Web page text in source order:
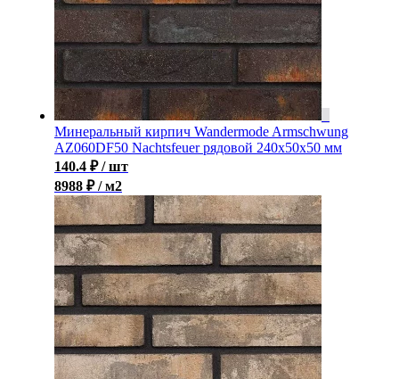
Минеральный кирпич Wandermode Armschwung
AZ060DF50 Nachtsfeuer рядовой 240x50x50 мм
140.4 ₽ / шт
8988 ₽ / м2